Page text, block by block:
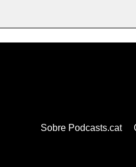
Sobre Podcasts.cat